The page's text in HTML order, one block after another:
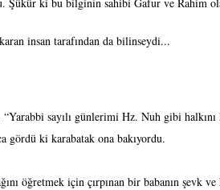
insan tarafından da bilinseydi...
“Yarabbi sayılı günlerimi Hz. Nuh gibi
gördü ki karabatak ona bakıyordu.
öğretmek için çırpınan bir babanın şevk